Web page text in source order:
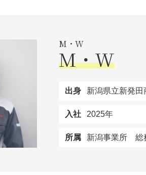
M・W
M・W
出身 新潟県立新発
入社 2025年
所属 新潟事業所 総